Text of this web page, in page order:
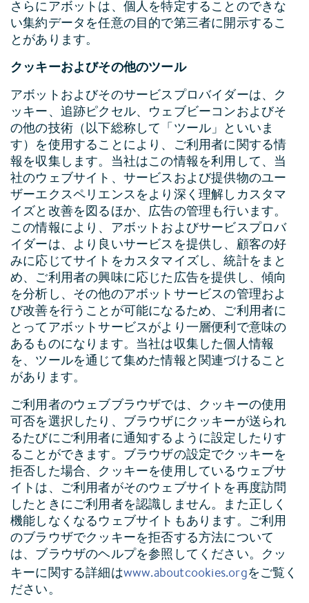
さらにアボットは、個人を特定することのできな
い集約データを任意の目的で第三者に開示するこ
とがあります。
クッキーおよびその他のツール
アボットおよびそのサービスプロバイダーは、ク
ッキー、追跡ピクセル、ウェブビーコンおよびそ
の他の技術（以下総称して「ツール」といいま
す）を使用することにより、ご利用者に関する情
報を収集します。当社はこの情報を利用して、当
社のウェブサイト、サービスおよび提供物のユー
ザーエクスペリエンスをより深く理解しカスタマ
イズと改善を図るほか、広告の管理も行います。
この情報により、アボットおよびサービスプロバ
イダーは、より良いサービスを提供し、顧客の好
みに応じてサイトをカスタマイズし、統計をまと
め、ご利用者の興味に応じた広告を提供し、傾向
を分析し、その他のアボットサービスの管理およ
び改善を行うことが可能になるため、ご利用者に
とってアボットサービスがより一層便利で意味の
あるものになります。当社は収集した個人情報
を、ツールを通じて集めた情報と関連づけること
があります。
ご利用者のウェブブラウザでは、クッキーの使用
可否を選択したり、ブラウザにクッキーが送られ
るたびにご利用者に通知するように設定したりす
ることができます。ブラウザの設定でクッキーを
拒否した場合、クッキーを使用しているウェブサ
イトは、ご利用者がそのウェブサイトを再度訪問
したときにご利用者を認識しません。また正しく
機能しなくなるウェブサイトもあります。ご利用
のブラウザでクッキーを拒否する方法について
は、ブラウザのヘルプを参照してください。クッ
キーに関する詳細はwww.aboutcookies.orgをご覧く
ださい。